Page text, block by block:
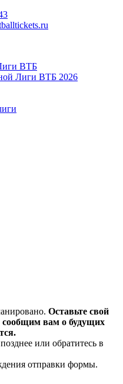
ВТБ
Лиги ВТБ 2026
Оставьте свой
вам о будущих
или обратитесь в
отправки формы.